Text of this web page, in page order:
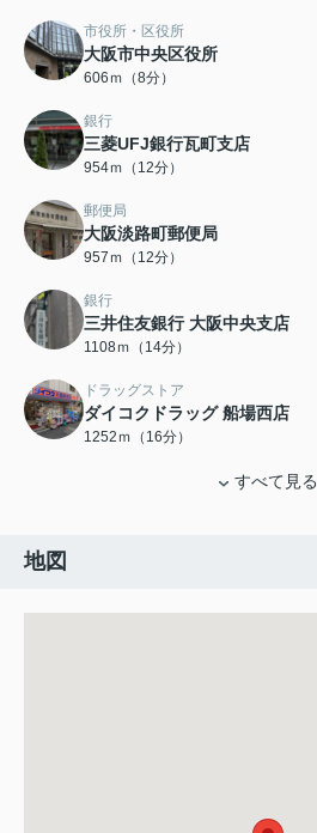
市役所・区役所
大阪市中央区役所
606ｍ（8分）
銀行
三菱UFJ銀行瓦町支店
954ｍ（12分）
郵便局
大阪淡路町郵便局
957ｍ（12分）
銀行
三井住友銀行 大阪中央支店
1108ｍ（14分）
ドラッグストア
ダイコクドラッグ 船場西店
1252ｍ（16分）
すべて見る
地図